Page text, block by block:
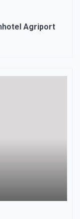
Agriport